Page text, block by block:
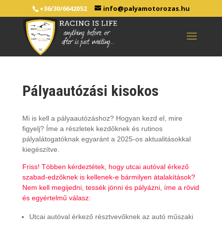
+36/30/6642052 info@palyamotorozas.hu
Pályaautózási kisokos
Mi is kell a pályaautózáshoz? Hogyan kezd el, mire
figyelj? Íme a részletek kezdőknek és rutinos
pályalátogatóknak egyaránt a 2025-os aktualitásokkal
kiegészítve.
Friss! Többen kérdeztétek, hogy utcai autóval érkező
szabad-edzőknek is kellenek-e bármilyen átalakítások?
Nem kell megijedni, tessék jönni és pályázni, íme a rövid
és egyértelmű válasz:
Utcai autóval érkező résztvevőknek az autó műszaki